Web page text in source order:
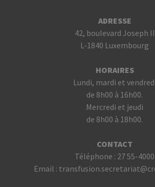
ADRESSE
42, boulevard Joseph II
L-1840 Luxembourg
HORAIRES
Lundi, mardi et
de 8h00 à 16h00.
Mercredi et jeudi
de 8h00 à 18h00.
CONTACT
Téléphone : 27 55-4000
Email :